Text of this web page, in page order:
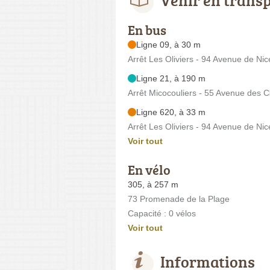
En bus
Ligne 09, à 30 m
Arrêt Les Oliviers - 94 Avenue de
Ligne 21, à 190 m
Arrêt Micocouliers - 55 Avenue des
Ligne 620, à 33 m
Arrêt Les Oliviers - 94 Avenue de
Voir tout
En vélo
305, à 257 m
73 Promenade de la Plage
Capacité : 0 vélos
Voir tout
Informations